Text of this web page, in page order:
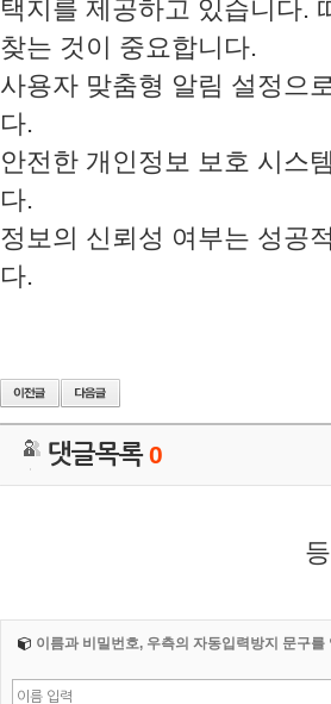
택지를 제공하고 있습니다.
찾는 것이 중요합니다.
사용자 맞춤형 알림 설정으
다.
안전한 개인정보 보호 시스
다.
정보의 신뢰성 여부는 성공
다.
댓글목록0
이름과 비밀번호, 우측의 자동입력방지 문구를